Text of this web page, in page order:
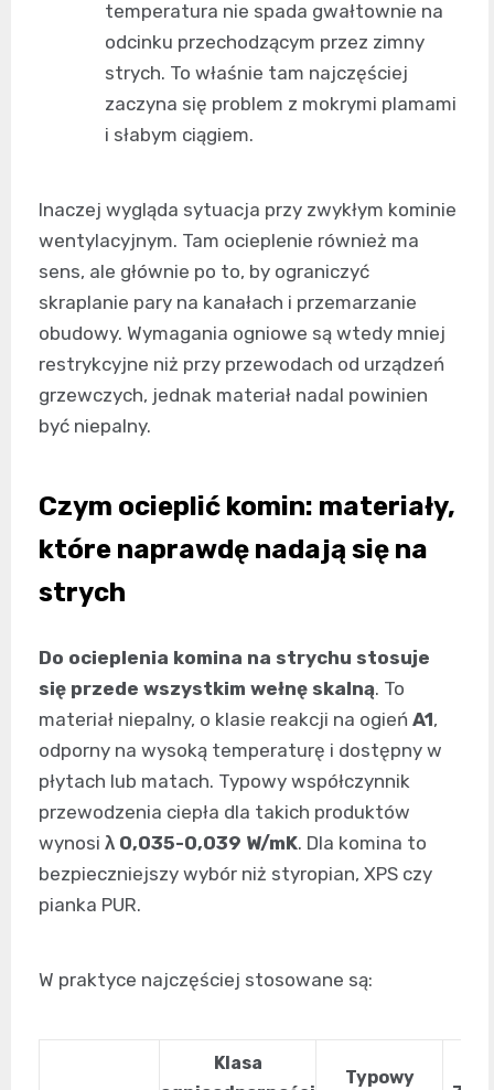
temperatura nie spada gwałtownie na
odcinku przechodzącym przez zimny
strych. To właśnie tam najczęściej
zaczyna się problem z mokrymi plamami
i słabym ciągiem.
Inaczej wygląda sytuacja przy zwykłym kominie
wentylacyjnym. Tam ocieplenie również ma
sens, ale głównie po to, by ograniczyć
skraplanie pary na kanałach i przemarzanie
obudowy. Wymagania ogniowe są wtedy mniej
restrykcyjne niż przy przewodach od urządzeń
grzewczych, jednak materiał nadal powinien
być niepalny.
Czym ocieplić komin: materiały,
które naprawdę nadają się na
strych
Do ocieplenia komina na strychu stosuje
się przede wszystkim wełnę skalną. To
materiał niepalny, o klasie reakcji na ogień A1,
odporny na wysoką temperaturę i dostępny w
płytach lub matach. Typowy współczynnik
przewodzenia ciepła dla takich produktów
wynosi λ 0,035-0,039 W/mK. Dla komina to
bezpieczniejszy wybór niż styropian, XPS czy
pianka PUR.
W praktyce najczęściej stosowane są:
Klasa
Typowy